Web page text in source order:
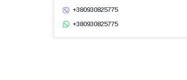
+380930825775
+380930825775